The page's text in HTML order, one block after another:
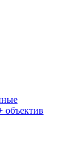
объектив